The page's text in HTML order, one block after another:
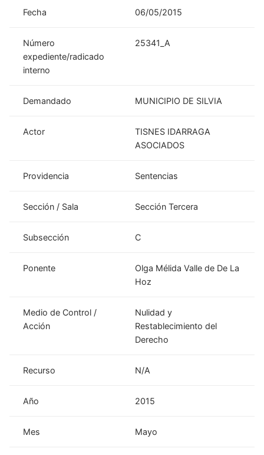
Fecha 06/05/2015
Número
expediente/radicado
interno
25341_A
Demandado MUNICIPIO DE SILVIA
Actor
TISNES IDARRAGA
ASOCIADOS
Providencia Sentencias
Sección / Sala Sección Tercera
Subsección C
Ponente
Olga Mélida Valle de De La
Hoz
Medio de Control /
Acción
Nulidad y
Restablecimiento del
Derecho
Recurso N/A
Año 2015
Mes Mayo